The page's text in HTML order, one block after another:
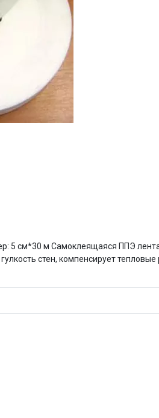
5 см*30 м Самоклеящаяся ППЭ
стен, компенсирует
%
Добавляйте товары
Оплачивайте сегодня только
с вашей картыпо25%каждые 2
об оплате Плайтом